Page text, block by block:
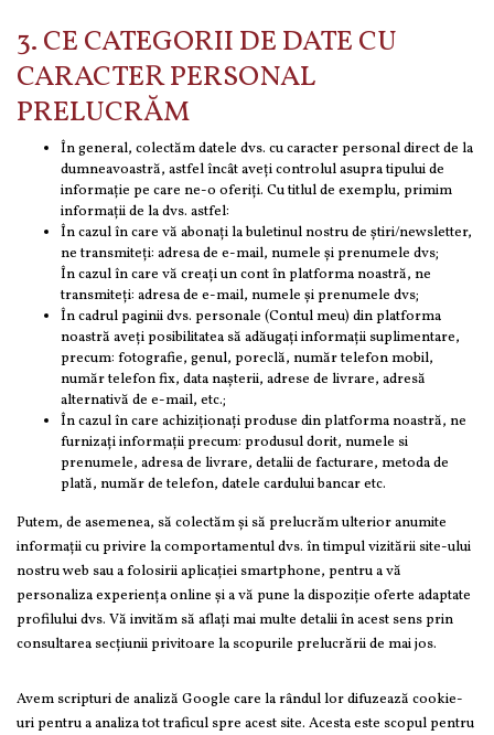
3. CE CATEGORII DE DATE CU
CARACTER PERSONAL
PRELUCRĂM
În general, colectăm datele dvs. cu caracter personal direct de la
dumneavoastră, astfel încât aveți controlul asupra tipului de
informație pe care ne-o oferiți. Cu titlul de exemplu, primim
informații de la dvs. astfel:
În cazul în care vă abonați la buletinul nostru de știri/newsletter,
ne transmiteți: adresa de e-mail, numele și prenumele dvs;
În cazul în care vă creați un cont în platforma noastră, ne
transmiteți: adresa de e-mail, numele și prenumele dvs;
În cadrul paginii dvs. personale (Contul meu) din platforma
noastră aveți posibilitatea să adăugați informații suplimentare,
precum: fotografie, genul, poreclă, număr telefon mobil,
număr telefon fix, data nașterii, adrese de livrare, adresă
alternativă de e-mail, etc.;
În cazul în care achiziționați produse din platforma noastră, ne
furnizați informații precum: produsul dorit, numele si
prenumele, adresa de livrare, detalii de facturare, metoda de
plată, număr de telefon, datele cardului bancar etc.
Putem, de asemenea, să colectăm și să prelucrăm ulterior anumite
informații cu privire la comportamentul dvs. în timpul vizitării site-ului
nostru web sau a folosirii aplicației smartphone, pentru a vă
personaliza experiența online și a vă pune la dispoziție oferte adaptate
profilului dvs. Vă invităm să aflați mai multe detalii în acest sens prin
consultarea secțiunii privitoare la scopurile prelucrării de mai jos.
Avem scripturi de analiză Google care la rândul lor difuzează cookie-
uri pentru a analiza tot traficul spre acest site. Acesta este scopul pentru